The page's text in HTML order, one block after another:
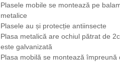
Plasele mobile se montează pe
metalice
Plasele au și protecție antiinsecte
Plasa metalică are ochiul pătrat de
este galvanizată
Plasa mobilă se montează